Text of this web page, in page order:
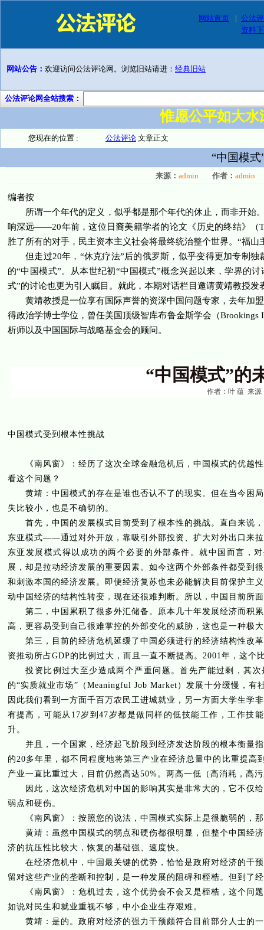
网站首页 | 公法
资料
网站公告： 欢迎访问公法评论网。浏览旧站请进： 经典旧站
公法评论网全站搜索：
惟愿公平如大
您现在的位置 : 公法评论 文章正文
“中国模
来源： admin 作者： admin
编者按
所谓一个年代的定义，似乎都是那个年代的休止，而非开始
响深远——20年前，这位日裔美籍学者的论文《历史的终结》（
胜了所有的对手，民主资本主义社会将最终统治整个世界。“福
但走过20年，“休克疗法”后的俄罗斯，似乎变得更加专制
的“中国模式”。从本世纪初“中国模式”概念兴起以来，学界的
式”的讨论也更为引人瞩目。就此，本期对话栏目邀请黄靖教授发
黄靖教授是一位享有国际声誉的资深中国问题专家，去年加
得政治学博士学位，曾任美国顶级智库布鲁金斯学会（Brookings
析师以及中国国际与战略基金会的顾问。
“中国模式”的
作者：叶 蕴 来源
中国模式受到根本性挑战
《南风窗》：经历了这次全球金融危机后，中国模式的优越性
看这个问题？
黄靖：中国模式的存在是谁也否认不了的现实。但在当今困局
失比较小，也是不确切的。
首先，中国的发展模式目前受到了根本性的挑战。直白来说，
东亚模式——通过对外开放，靠吸引外部投资、扩大对外出口来
东亚发展模式得以成功的两个必要的外部条件。就中国而言，
展，却是拉动经济发展的重要因素。如今这两个外部条件都受到
和刺激本国的经济发展。即便经济复苏也未必能解决目前保护主
动中国经济的结构性转变，现在还很难判断。所以，中国目前所
第二，中国累积了很多外汇储备。原本几十年发展经济而积累
高，更容易受到自己很难掌控的外部变化的威胁，这也是一种极
第三，目前的经济危机延缓了中国必须进行的经济结构性改革
资推动所占GDP的比例过大，而且一直不断提高。 2001年，这个
投资比例过大至少造成两个严重问题。首先产能过剩，其次
的“实质就业市场”（ Meaningful Job Market ）发展十分缓慢，有
因此我们看到一方面千百万农民工进城就业，另一方面大学生学
有提高，可能从 17岁到47岁都是做同样的低技能工作，工作技
升。
并且，一个国家，经济起飞阶段到经济发达阶段的根本衡量指
的20多年里，都不同程度地将第三产业在经济总量中的比重提高
产业一直比重过大，目前仍然高达50%。两高一低（高消耗，高
因此，这次经济危机对中国的影响其实是非常大的，它不仅给
弱点和硬伤。
《南风窗》：按照您的说法，中国模式实际上是很脆弱的，那
黄靖：虽然中国模式的弱点和硬伤都很明显，但整个中国经济
济的抗压性比较大，恢复的基础强、速度快。
在经济危机中，中国最关键的优势，恰恰是政府对经济的干预
留对这些产业的垄断和控制，是一种发展的阻碍和桎梏。但到了
《南风窗》：危机过去，这个优势会不会又是桎梏，这个问题
如说对民生和就业重视不够，中小企业生存艰难。
黄靖：是的。政府对经济的强力干预颇符合目前部分人士的一